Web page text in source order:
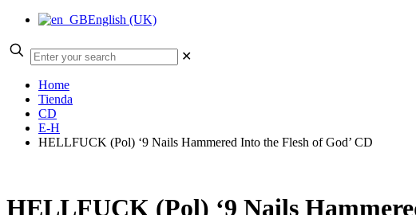
English (UK)
✕
Home
Tienda
CD
E-H
HELLFUCK (Pol) ‘9 Nails Hammered Into the Flesh of God’ CD
HELLFUCK (Pol) ‘9 Nails